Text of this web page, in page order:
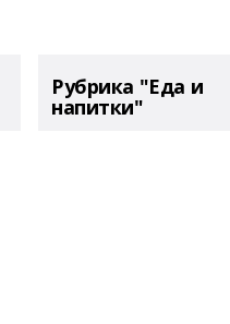
Рубрика "Еда и
напитки"